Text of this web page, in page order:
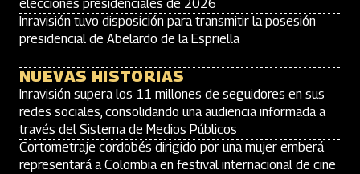
elecciones presidenciales de 2026
Inravisión tuvo disposición para transmitir la posesión
presidencial de Abelardo de la Espriella
NUEVAS HISTORIAS
Inravisión supera los 11 millones de seguidores en sus
redes sociales, consolidando una audiencia informada a
través del Sistema de Medios Públicos
Cortometraje cordobés dirigido por una mujer emberá
representará a Colombia en festival internacional de cine